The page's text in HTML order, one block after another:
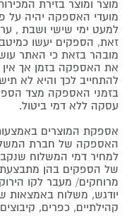
מוצר ומוצר בזירת
מועדי האספקה יהיה על
למעט ימי שישי ושבת ,
זאת, הספקים יעשו
מובהר בזאת כי האתר
את האספקה בזמן אך
להתחייב לכך והיא לא
בזמני האספקה מצד
עסקה ללא דמי ביטול.
אספקת המוצרים
האספקה של חברת
למחיר דמי המשלוח
של הספקים בהן מתבצעת
מרוחקים/ מעבר לקו
יודגש, משלוח באמצאות
קהילתיים, כפרים,